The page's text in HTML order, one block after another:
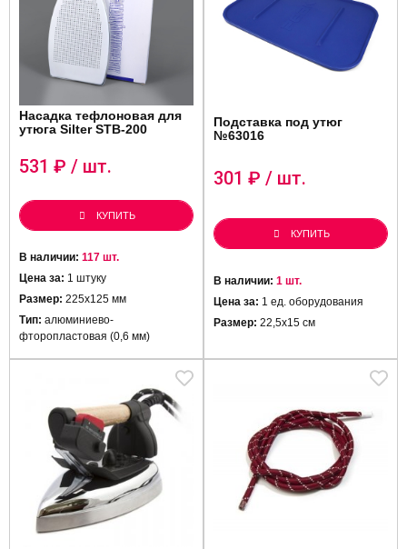
Насадка тефлоновая для
утюга Silter STB-200
531 ₽ / шт.
КУПИТЬ
В наличии: 117 шт.
Цена за: 1 штуку
Размер: 225х125 мм
Тип: алюминиево-
фторопластовая (0,6 мм)
Подставка под утюг
№63016
301 ₽ / шт.
КУПИТЬ
В наличии: 1 шт.
Цена за: 1 ед. оборудования
Размер: 22,5х15 см